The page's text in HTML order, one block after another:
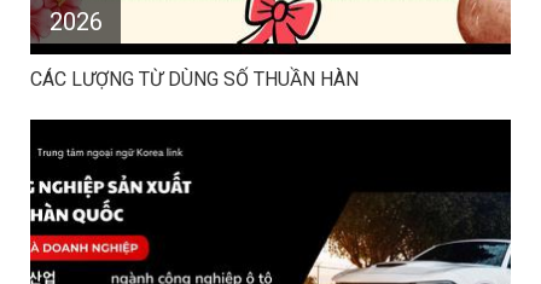
2026
CÁC LƯỢNG TỪ DÙNG SỐ THUẦN HÀN